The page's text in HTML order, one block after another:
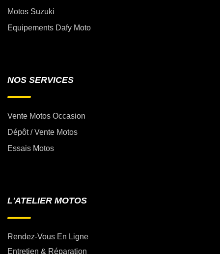
Motos Suzuki
Equipements Dafy Moto
NOS SERVICES
Vente Motos Occasion
Dépôt / Vente Motos
Essais Motos
L'ATELIER MOTOS
Rendez-Vous En Ligne
Entretien & Réparation